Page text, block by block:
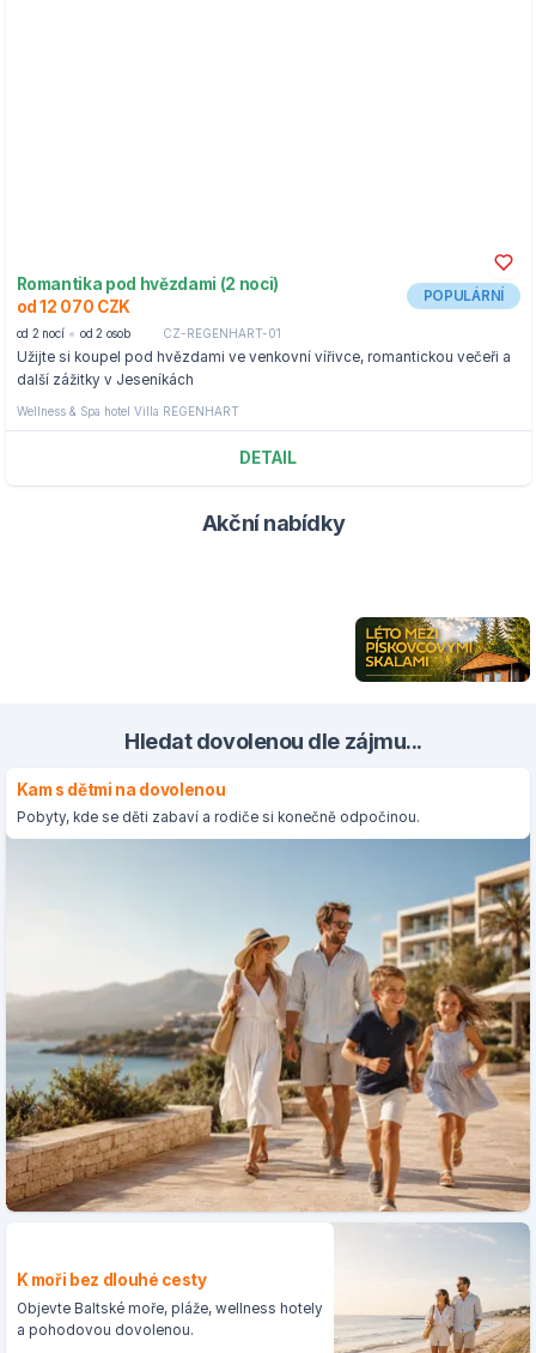
Romantika pod hvězdami (2 noci)
od 12 070 CZK
POPULÁRNÍ
od 2 nocí od 2 osob CZ-REGENHART-01
Užijte si koupel pod hvězdami ve venkovní vířivce, romantickou večeři a
další zážitky v Jeseníkách
Wellness & Spa hotel Villa REGENHART
DETAIL
Akční nabídky
Hledat dovolenou dle zájmu...
Kam s dětmi na dovolenou
Pobyty, kde se děti zabaví a rodiče si konečně odpočinou.
K moři bez dlouhé cesty
Objevte Baltské moře, pláže, wellness hotely
a pohodovou dovolenou.